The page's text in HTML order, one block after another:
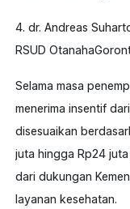
4. dr. Andreas
RSUD
Selama masa
menerima insentif
disesuaikan
juta hingga Rp24
dari dukungan
layanan kesehatan.